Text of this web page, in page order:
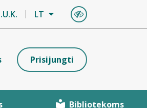
LT
Prisijungti
Bibliotekoms